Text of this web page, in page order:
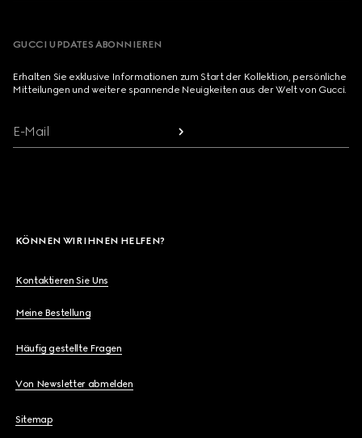
GUCCI UPDATES ABONNIEREN
Erhalten Sie exklusive Informationen zum Start der Kollektion, persönliche
Mitteilungen und weitere spannende Neuigkeiten aus der Welt von Gucci.
E-Mail
KÖNNEN WIR IHNEN HELFEN?
Kontaktieren Sie Uns
Meine Bestellung
Häufig gestellte Fragen
Von Newsletter abmelden
Sitemap